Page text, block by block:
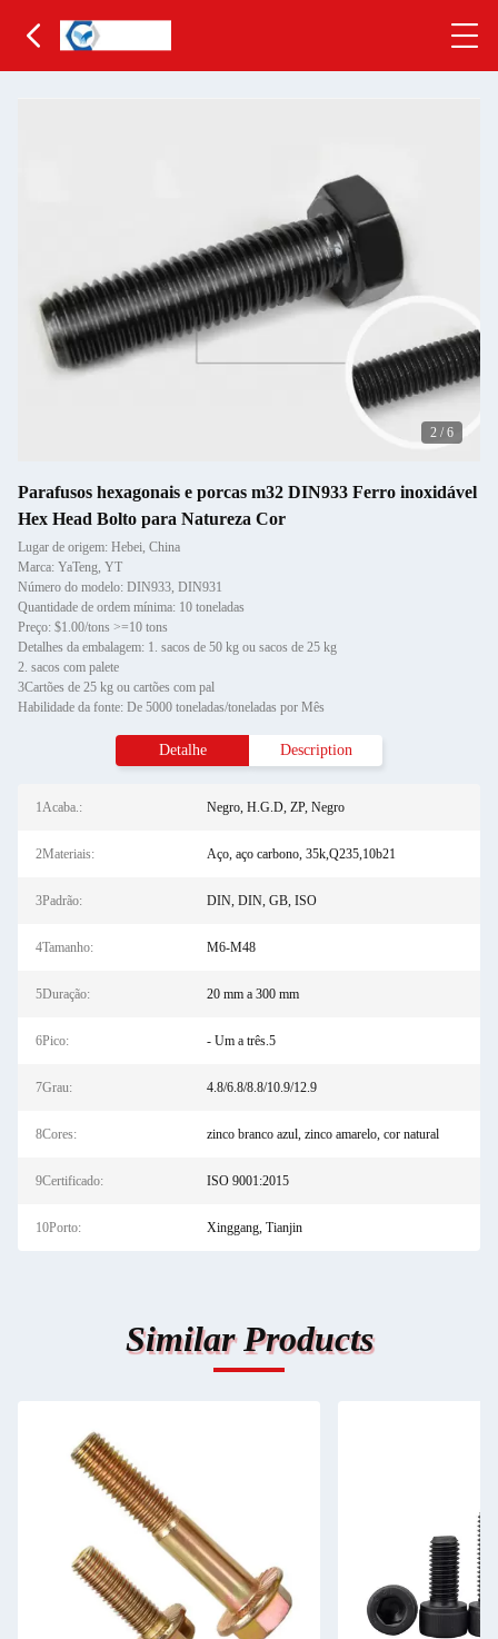
2 / 6
Parafusos hexagonais e porcas m32 DIN933 Ferro inoxidável
Hex Head Bolto para Natureza Cor
Lugar de origem: Hebei, China
Marca: YaTeng, YT
Número do modelo: DIN933, DIN931
Quantidade de ordem mínima: 10 toneladas
Preço: $1.00/tons >=10 tons
Detalhes da embalagem: 1. sacos de 50 kg ou sacos de 25 kg
2. sacos com palete
3Cartões de 25 kg ou cartões com pal
Habilidade da fonte: De 5000 toneladas/toneladas por Mês
Detalhe Description
1Acaba.: Negro, H.G.D, ZP, Negro
2Materiais: Aço, aço carbono, 35k,Q235,10b21
3Padrão: DIN, DIN, GB, ISO
4Tamanho: M6-M48
5Duração: 20 mm a 300 mm
6Pico: - Um a três.5
7Grau: 4.8/6.8/8.8/10.9/12.9
8Cores: zinco branco azul, zinco amarelo, cor natural
9Certificado: ISO 9001:2015
10Porto: Xinggang, Tianjin
Similar Products